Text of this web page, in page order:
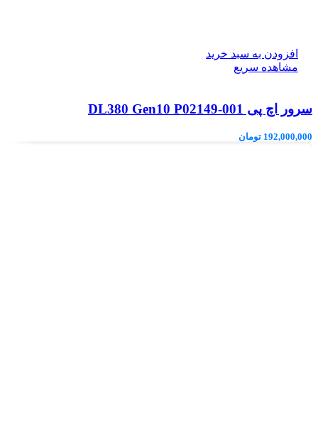
افزودن به سبد خرید
مشاهده سریع
سرور اچ پی DL380 Gen10 P02149-001
192,000,000 تومان